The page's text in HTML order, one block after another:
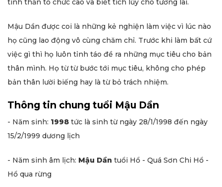
tinh thần tổ chức cao và biết tích lũy cho tương lai.
Mậu Dần được coi là những kẻ nghiện làm việc vì lúc nào
họ cũng lao động vô cùng chăm chỉ. Trước khi làm bất cứ
việc gì thì họ luôn tỉnh táo đề ra những mục tiêu cho bản
thân mình. Họ từ từ bước tới mục tiêu, không cho phép
bản thân lười biếng hay là từ bỏ trách nhiệm.
Thông tin chung tuổi Mậu Dần
- Năm sinh: 1998 tức là sinh từ ngày 28/1/1998 đến ngày
15/2/1999 dương lịch
- Năm sinh âm lịch: Mậu Dần tuổi Hổ - Quá Sơn Chi Hổ -
Hổ qua rừng